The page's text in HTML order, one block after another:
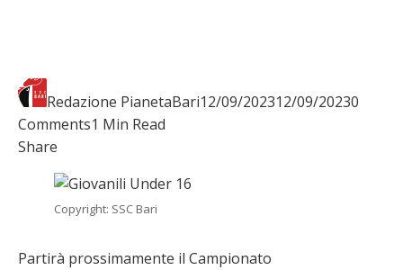
Redazione PianetaBari12/09/202312/09/20230
Comments1 Min Read
Facebook
Twitter
LinkedIn
Pinterest
Stumbleupon
Email
Share
Copyright: SSC Bari
Partirà prossimamente il Campionato